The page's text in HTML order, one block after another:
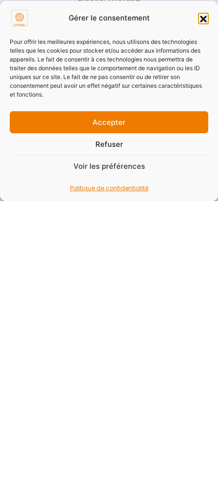
Gérer le consentement
Pour offrir les meilleures expériences, nous utilisons des technologies
telles que les cookies pour stocker et/ou accéder aux informations des
appareils. Le fait de consentir à ces technologies nous permettra de
traiter des données telles que le comportement de navigation ou les ID
uniques sur ce site. Le fait de ne pas consentir ou de retirer son
consentement peut avoir un effet négatif sur certaines caractéristiques
et fonctions.
Accepter
Refuser
Voir les préférences
Politique de confidentialité
Presse
Aide
Accessibilité
Mentions légales
Plan du site
Newsletter
Vous souhaitez recevoir la newsletter du SYDESL